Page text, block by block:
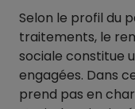
Selon le profil du
traitements, le
sociale constitue
engagées. Dans
prend pas en